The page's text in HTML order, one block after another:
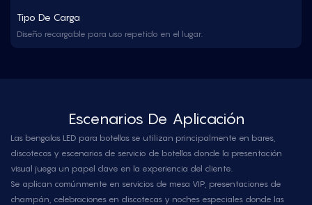
Tipo De Carga
Diseño recargable para uso repetido en el lugar.
Escenarios De Aplicación
Las bengalas LED para botellas se utilizan principalmente en bares,
discotecas y escenarios de servicio de botellas donde la presentación
visual juega un papel clave en la experiencia del cliente.
Se aplican comúnmente en servicios de mesa VIP, presentaciones de
champán, celebraciones en discotecas y noches especiales donde las